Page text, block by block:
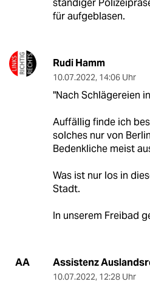
ständiger
für aufgeblasen.
Rudi Hamm
10.07.2022, 14:06 Uhr
"Nach Schlägereien
Auffällig finde ich
solches nur von
Bedenkliche meist
Was ist nur los in
Stadt.
In unserem Freibad
AA Assistenz
10.07.2022, 12:28 Uhr